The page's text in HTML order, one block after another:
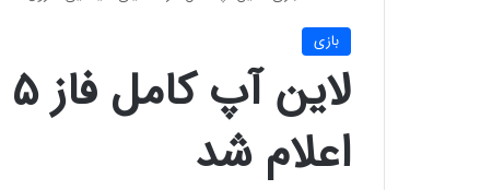
بازی
اعلام شد